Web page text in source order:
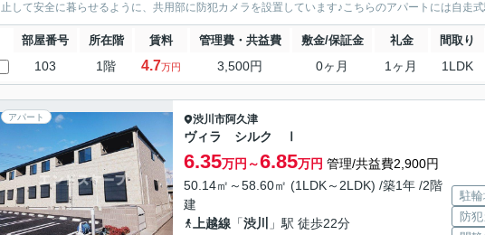
止して安全に暮らせるように、共用部に防犯カメラを設置しています♪こちらのアパートには自走
部屋番号 所在階 賃料 管理費・共益費 敷金/保証金 礼金 間取り
103 1階 4.7万円 3,500円 0ヶ月 1ヶ月 1LDK
アパート 渋川市阿久津
ヴィラ シルク Ⅰ
6.35万円～6.85万円 管理/共益費2,900円
50.14㎡～58.60㎡ (1LDK～2LDK) /築1年 /2階
建
上越線 「渋川 」駅 徒歩22分
駐
防